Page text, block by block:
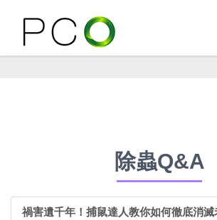
除蟲Q&A
禍害遺千年！捕鼠達人教你如何徹底消